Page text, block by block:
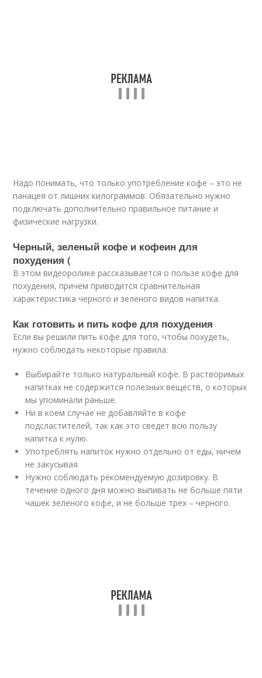
Надо понимать, что только употребление кофе – это не
панацея от лишних килограммов. Обязательно нужно
подключать дополнительно правильное питание и
физические нагрузки.
Черный, зеленый кофе и кофеин для
похудения (
В этом видеоролике рассказывается о пользе кофе для
похудения, причем приводится сравнительная
характеристика черного и зеленого видов напитка.
Как готовить и пить кофе для похудения
Если вы решили пить кофе для того, чтобы похудеть,
нужно соблюдать некоторые правила:
Выбирайте только натуральный кофе. В растворимых
напитках не содержится полезных веществ, о которых
мы упоминали раньше.
Ни в коем случае не добавляйте в кофе
подсластителей, так как это сведет всю пользу
напитка к нулю.
Употреблять напиток нужно отдельно от еды, ничем
не закусывая.
Нужно соблюдать рекомендуемую дозировку. В
течение одного дня можно выпивать не больше пяти
чашек зеленого кофе, и не больше трех – черного.